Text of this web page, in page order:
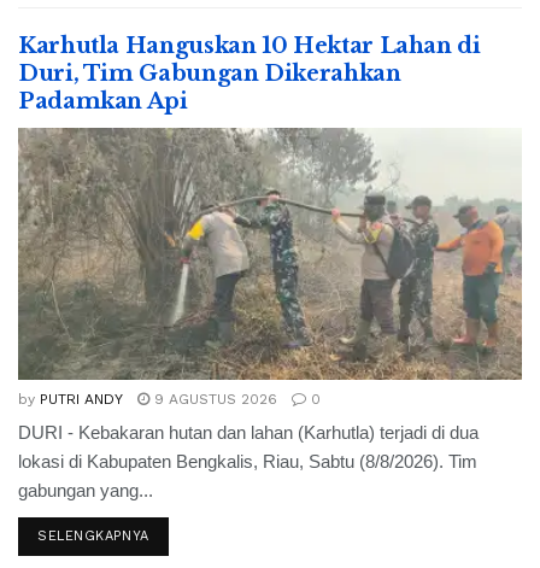
Karhutla Hanguskan 10 Hektar Lahan di
Duri, Tim Gabungan Dikerahkan
Padamkan Api
by PUTRI ANDY 9 AGUSTUS 2026 0
DURI - Kebakaran hutan dan lahan (Karhutla) terjadi di dua
lokasi di Kabupaten Bengkalis, Riau, Sabtu (8/8/2026). Tim
gabungan yang...
SELENGKAPNYA